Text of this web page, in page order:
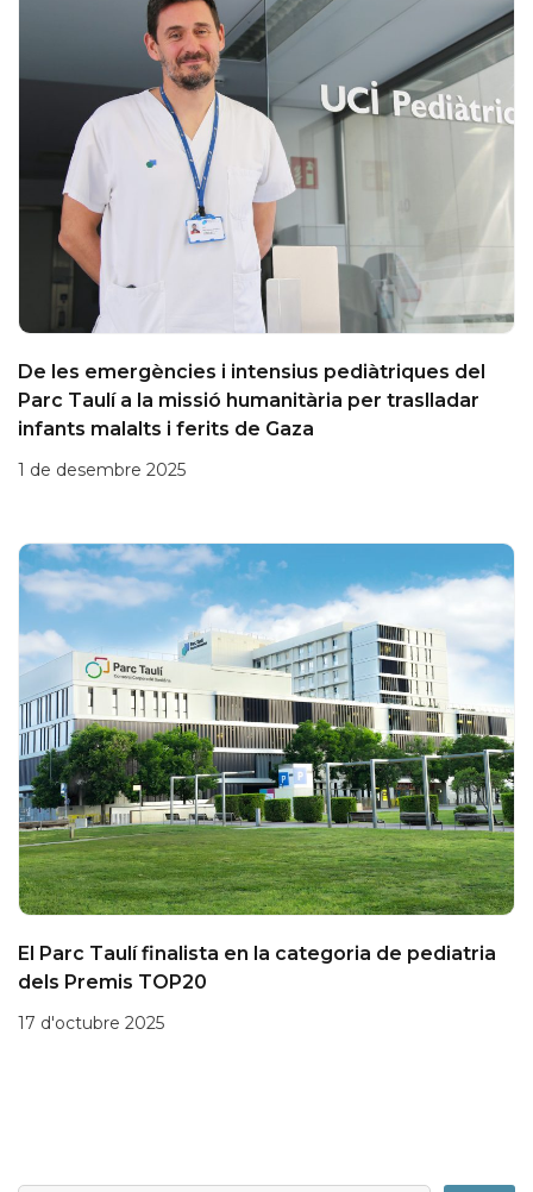
De les emergències i intensius pediàtriques del
Parc Taulí a la missió humanitària per traslladar
infants malalts i ferits de Gaza
1 de desembre 2025
El Parc Taulí finalista en la categoria de pediatria
dels Premis TOP20
17 d'octubre 2025